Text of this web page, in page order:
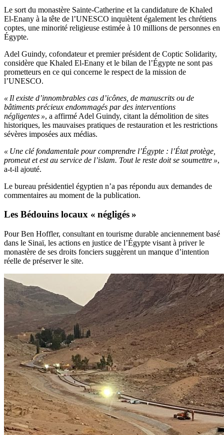
Le sort du monastère Sainte-Catherine et la candidature de Khaled
El-Enany à la tête de l’UNESCO inquiètent également les chrétiens
coptes, une minorité religieuse estimée à 10 millions de personnes en
Égypte.
Adel Guindy, cofondateur et premier président de Coptic Solidarity,
considère que Khaled El-Enany et le bilan de l’Égypte ne sont pas
prometteurs en ce qui concerne le respect de la mission de
l’UNESCO.
« Il existe d’innombrables cas d’icônes, de manuscrits ou de
bâtiments précieux endommagés par des interventions
négligentes », a affirmé Adel Guindy, citant la démolition de sites
historiques, les mauvaises pratiques de restauration et les restrictions
sévères imposées aux médias.
« Une clé fondamentale pour comprendre l’Égypte : l’État protège,
promeut et est au service de l’islam. Tout le reste doit se soumettre »,
a-t-il ajouté.
Le bureau présidentiel égyptien n’a pas répondu aux demandes de
commentaires au moment de la publication.
Les Bédouins locaux « négligés »
Pour Ben Hoffler, consultant en tourisme durable anciennement basé
dans le Sinaï, les actions en justice de l’Égypte visant à priver le
monastère de ses droits fonciers suggèrent un manque d’intention
réelle de préserver le site.